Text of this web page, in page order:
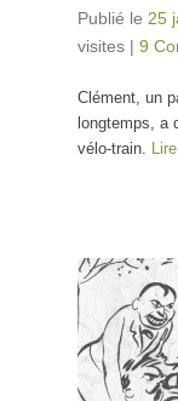
Publié le 25
visites | 9
Clément, un
longtemps, a
vélo-train.